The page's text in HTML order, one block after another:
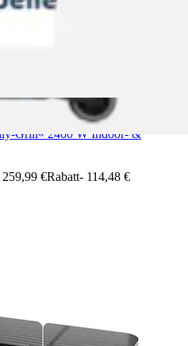
Grill« 2400 W Indoor- &
€Rabatt- 114,48 €